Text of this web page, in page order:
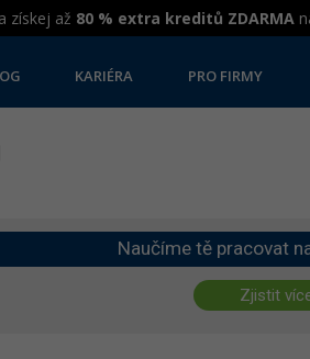
a získej až 80 % extra kreditů ZDARMA
KARIÉRA PRO FIRMY
Naučíme tě pracovat
Zjistit